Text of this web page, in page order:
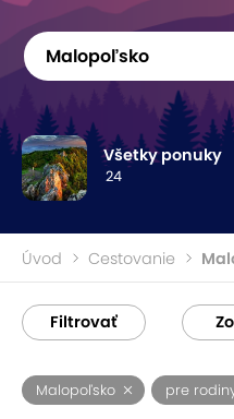
Malopoľsko
24
Všetky ponuky
Úvod Cestovanie
Filtrovať
Malopoľsko pre